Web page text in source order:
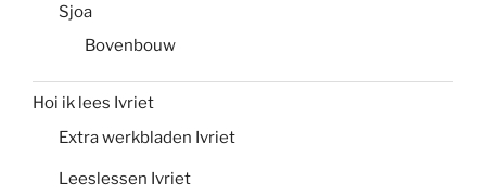
Sjoa
Bovenbouw
Hoi ik lees Ivriet
Extra werkbladen Ivriet
Leeslessen Ivriet